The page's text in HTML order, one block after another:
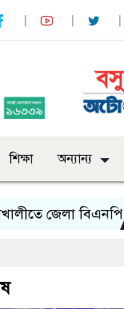
শিক্ষা অন্যান্য
জেলা বিএনপি